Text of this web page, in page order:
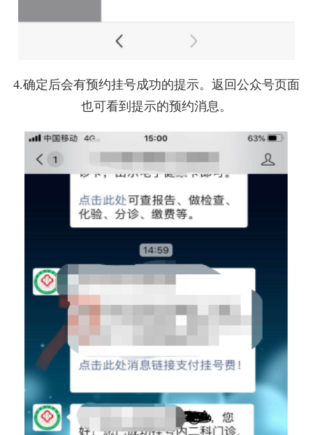
4.确定后会有预约挂号成功的提示。返回公众号页面
也可看到提示的预约消息。